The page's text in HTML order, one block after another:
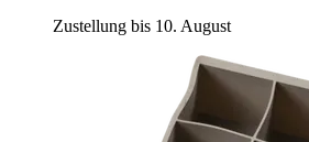
Zustellung bis 10. August